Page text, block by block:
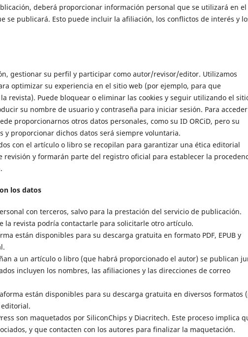
deberá proporcionar información personal que se utilizará en el
se publicará. Esto puede incluir la afiliación, los conflictos de interés y
gestionar su perfil y participar como autor/revisor/editor. Utilizamos
optimizar su experiencia en el sitio web (por ejemplo, para que
revista). Puede bloquear o eliminar las cookies y seguir utilizando el
su nombre de usuario y contraseña para iniciar sesión. Para
proporcionarnos otros datos personales, como su ID ORCiD, pero su
y proporcionar dichos datos será siempre voluntaria.
con el artículo o libro se recopilan para garantizar una ética editorial
revisión y formarán parte del registro oficial para establecer la
los datos
con terceros, salvo para la prestación del servicio de publicación.
la revista podría contactarle para solicitarle otro artículo.
están disponibles para su descarga gratuita en formato PDF, EPUB y
a un artículo o libro (que habrá proporcionado el autor) se publican
incluyen los nombres, las afiliaciones y las direcciones de correo
están disponibles para su descarga gratuita en diversos formatos
editorial.
son maquetados por SiliconChips y Diacritech. Este proceso implica
y que contacten con los autores para finalizar la maquetación.